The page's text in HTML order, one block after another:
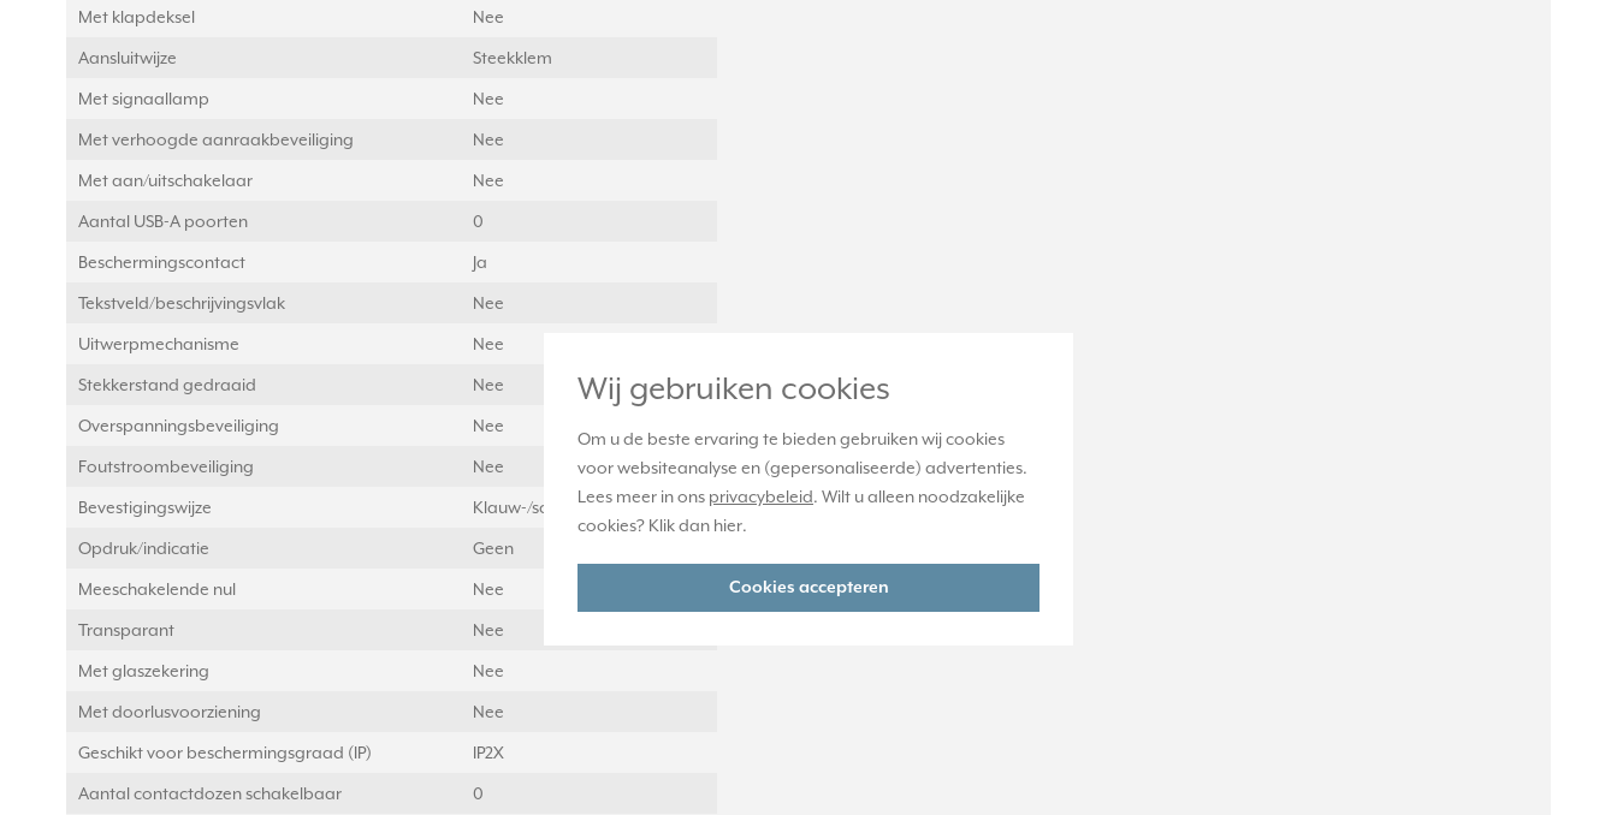
Wij gebruiken cookies
Om u de beste ervaring te bieden gebruiken wij cookies
voor websiteanalyse en (gepersonaliseerde) advertenties.
Lees meer in ons privacybeleid. Wilt u alleen noodzakelijke
cookies? Klik dan hier.
Cookies accepteren
Met klapdeksel Nee
Aansluitwijze Steekklem
Met signaallamp Nee
Met verhoogde aanraakbeveiliging Nee
Met aan/uitschakelaar Nee
Aantal USB-A poorten 0
Beschermingscontact Ja
Tekstveld/beschrijvingsvlak Nee
Uitwerpmechanisme Nee
Stekkerstand gedraaid Nee
Overspanningsbeveiliging Nee
Foutstroombeveiliging Nee
Bevestigingswijze Klauw-/schroefbevestiging
Opdruk/indicatie Geen
Meeschakelende nul Nee
Transparant Nee
Met glaszekering Nee
Met doorlusvoorziening Nee
Geschikt voor beschermingsgraad (IP) IP2X
Aantal contactdozen schakelbaar 0